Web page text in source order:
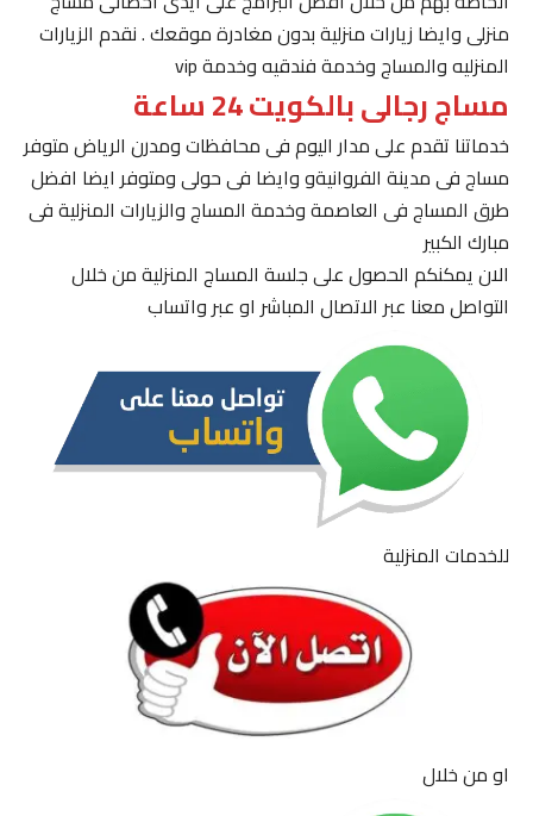
منزلى وايضا زيارات منزلية بدون مغادرة موقعك . نقدم الزيارات
المنزليه والمساج وخدمة فندقيه وخدمة vip
مساج رجالى بالكويت 24 ساعة
خدماتنا تقدم على مدار اليوم فى محافظات ومدرن الرياض متوفر
مساج فى مدينة الفروانيةو وايضا فى حولى ومتوفر ايضا افضل
طرق المساج فى العاصمة وخدمة المساج والزيارات المنزلية فى
مبارك الكبير
الان يمكنكم الحصول على جلسة المساج المنزلية من خلال
التواصل معنا عبر الاتصال المباشر او عبر واتساب
للخدمات المنزلية
او من خلال